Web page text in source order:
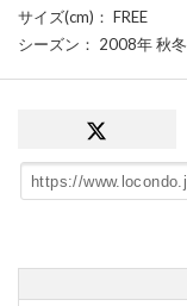
サイズ(cm) ： FREE
シーズン ： 2008年 秋冬